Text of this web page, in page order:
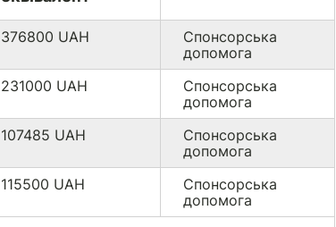
376800 UAH
Спонсорська
допомога
231000 UAH
Спонсорська
допомога
107485 UAH
Спонсорська
допомога
115500 UAH
Спонсорська
допомога